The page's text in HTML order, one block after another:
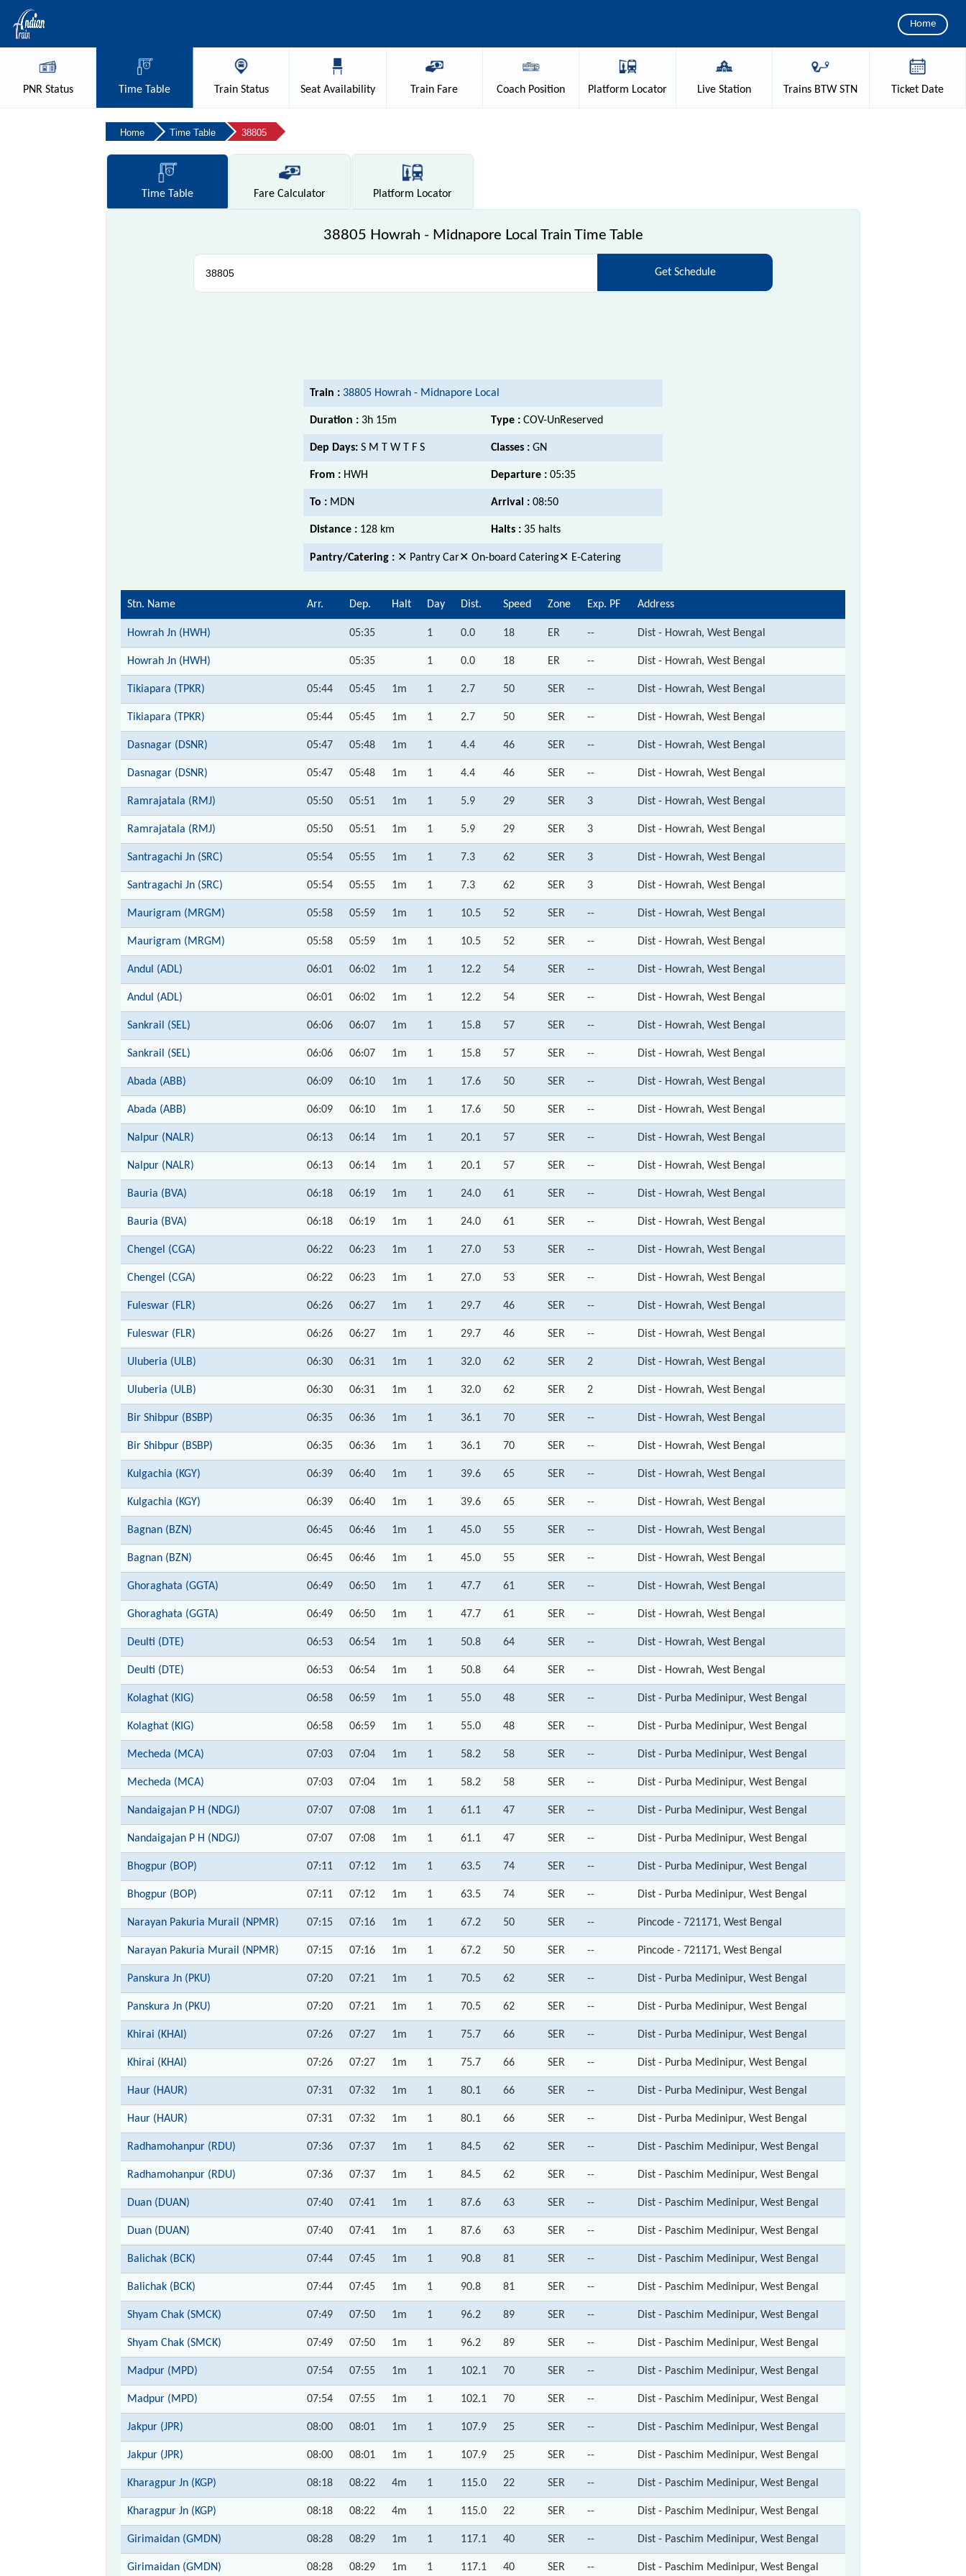
Home
PNRStatus Time Table TrainStatus SeatAvailability Train Fare Coach Position Platform Locator Live Station Trains BTW STN TicketDate
Home Time Table 38805
TimeTable Fare Calculator Platform Locator
38805 Howrah - Midnapore Local Train Time Table
Get Schedule
Train : 38805 Howrah - Midnapore Local
Duration : 3h 15m Type : COV-UnReserved
Dep Days: S M T W T F S Classes : GN
From : HWH Departure : 05:35
To : MDN Arrival : 08:50
Distance : 128 km Halts : 35 halts
Pantry/Catering : ✕ Pantry Car✕ On-board Catering✕ E-Catering
Stn. Name Arr. Dep. Halt Day Dist. Speed Zone Exp. PF Address
Howrah Jn (HWH) 05:35 1 0.0 18 ER -- Dist - Howrah, West Bengal
Howrah Jn (HWH) 05:35 1 0.0 18 ER -- Dist - Howrah, West Bengal
Tikiapara (TPKR) 05:44 05:45 1m 1 2.7 50 SER -- Dist - Howrah, West Bengal
Tikiapara (TPKR) 05:44 05:45 1m 1 2.7 50 SER -- Dist - Howrah, West Bengal
Dasnagar (DSNR) 05:47 05:48 1m 1 4.4 46 SER -- Dist - Howrah, West Bengal
Dasnagar (DSNR) 05:47 05:48 1m 1 4.4 46 SER -- Dist - Howrah, West Bengal
Ramrajatala (RMJ) 05:50 05:51 1m 1 5.9 29 SER 3 Dist - Howrah, West Bengal
Ramrajatala (RMJ) 05:50 05:51 1m 1 5.9 29 SER 3 Dist - Howrah, West Bengal
Santragachi Jn (SRC) 05:54 05:55 1m 1 7.3 62 SER 3 Dist - Howrah, West Bengal
Santragachi Jn (SRC) 05:54 05:55 1m 1 7.3 62 SER 3 Dist - Howrah, West Bengal
Maurigram (MRGM) 05:58 05:59 1m 1 10.5 52 SER -- Dist - Howrah, West Bengal
Maurigram (MRGM) 05:58 05:59 1m 1 10.5 52 SER -- Dist - Howrah, West Bengal
Andul (ADL) 06:01 06:02 1m 1 12.2 54 SER -- Dist - Howrah, West Bengal
Andul (ADL) 06:01 06:02 1m 1 12.2 54 SER -- Dist - Howrah, West Bengal
Sankrail (SEL) 06:06 06:07 1m 1 15.8 57 SER -- Dist - Howrah, West Bengal
Sankrail (SEL) 06:06 06:07 1m 1 15.8 57 SER -- Dist - Howrah, West Bengal
Abada (ABB) 06:09 06:10 1m 1 17.6 50 SER -- Dist - Howrah, West Bengal
Abada (ABB) 06:09 06:10 1m 1 17.6 50 SER -- Dist - Howrah, West Bengal
Nalpur (NALR) 06:13 06:14 1m 1 20.1 57 SER -- Dist - Howrah, West Bengal
Nalpur (NALR) 06:13 06:14 1m 1 20.1 57 SER -- Dist - Howrah, West Bengal
Bauria (BVA) 06:18 06:19 1m 1 24.0 61 SER -- Dist - Howrah, West Bengal
Bauria (BVA) 06:18 06:19 1m 1 24.0 61 SER -- Dist - Howrah, West Bengal
Chengel (CGA) 06:22 06:23 1m 1 27.0 53 SER -- Dist - Howrah, West Bengal
Chengel (CGA) 06:22 06:23 1m 1 27.0 53 SER -- Dist - Howrah, West Bengal
Fuleswar (FLR) 06:26 06:27 1m 1 29.7 46 SER -- Dist - Howrah, West Bengal
Fuleswar (FLR) 06:26 06:27 1m 1 29.7 46 SER -- Dist - Howrah, West Bengal
Uluberia (ULB) 06:30 06:31 1m 1 32.0 62 SER 2 Dist - Howrah, West Bengal
Uluberia (ULB) 06:30 06:31 1m 1 32.0 62 SER 2 Dist - Howrah, West Bengal
Bir Shibpur (BSBP) 06:35 06:36 1m 1 36.1 70 SER -- Dist - Howrah, West Bengal
Bir Shibpur (BSBP) 06:35 06:36 1m 1 36.1 70 SER -- Dist - Howrah, West Bengal
Kulgachia (KGY) 06:39 06:40 1m 1 39.6 65 SER -- Dist - Howrah, West Bengal
Kulgachia (KGY) 06:39 06:40 1m 1 39.6 65 SER -- Dist - Howrah, West Bengal
Bagnan (BZN) 06:45 06:46 1m 1 45.0 55 SER -- Dist - Howrah, West Bengal
Bagnan (BZN) 06:45 06:46 1m 1 45.0 55 SER -- Dist - Howrah, West Bengal
Ghoraghata (GGTA) 06:49 06:50 1m 1 47.7 61 SER -- Dist - Howrah, West Bengal
Ghoraghata (GGTA) 06:49 06:50 1m 1 47.7 61 SER -- Dist - Howrah, West Bengal
Deulti (DTE) 06:53 06:54 1m 1 50.8 64 SER -- Dist - Howrah, West Bengal
Deulti (DTE) 06:53 06:54 1m 1 50.8 64 SER -- Dist - Howrah, West Bengal
Kolaghat (KIG) 06:58 06:59 1m 1 55.0 48 SER -- Dist - Purba Medinipur, West Bengal
Kolaghat (KIG) 06:58 06:59 1m 1 55.0 48 SER -- Dist - Purba Medinipur, West Bengal
Mecheda (MCA) 07:03 07:04 1m 1 58.2 58 SER -- Dist - Purba Medinipur, West Bengal
Mecheda (MCA) 07:03 07:04 1m 1 58.2 58 SER -- Dist - Purba Medinipur, West Bengal
Nandaigajan P H (NDGJ) 07:07 07:08 1m 1 61.1 47 SER -- Dist - Purba Medinipur, West Bengal
Nandaigajan P H (NDGJ) 07:07 07:08 1m 1 61.1 47 SER -- Dist - Purba Medinipur, West Bengal
Bhogpur (BOP) 07:11 07:12 1m 1 63.5 74 SER -- Dist - Purba Medinipur, West Bengal
Bhogpur (BOP) 07:11 07:12 1m 1 63.5 74 SER -- Dist - Purba Medinipur, West Bengal
Narayan Pakuria Murail (NPMR) 07:15 07:16 1m 1 67.2 50 SER -- Pincode - 721171, West Bengal
Narayan Pakuria Murail (NPMR) 07:15 07:16 1m 1 67.2 50 SER -- Pincode - 721171, West Bengal
Panskura Jn (PKU) 07:20 07:21 1m 1 70.5 62 SER -- Dist - Purba Medinipur, West Bengal
Panskura Jn (PKU) 07:20 07:21 1m 1 70.5 62 SER -- Dist - Purba Medinipur, West Bengal
Khirai (KHAI) 07:26 07:27 1m 1 75.7 66 SER -- Dist - Purba Medinipur, West Bengal
Khirai (KHAI) 07:26 07:27 1m 1 75.7 66 SER -- Dist - Purba Medinipur, West Bengal
Haur (HAUR) 07:31 07:32 1m 1 80.1 66 SER -- Dist - Purba Medinipur, West Bengal
Haur (HAUR) 07:31 07:32 1m 1 80.1 66 SER -- Dist - Purba Medinipur, West Bengal
Radhamohanpur (RDU) 07:36 07:37 1m 1 84.5 62 SER -- Dist - Paschim Medinipur, West Bengal
Radhamohanpur (RDU) 07:36 07:37 1m 1 84.5 62 SER -- Dist - Paschim Medinipur, West Bengal
Duan (DUAN) 07:40 07:41 1m 1 87.6 63 SER -- Dist - Paschim Medinipur, West Bengal
Duan (DUAN) 07:40 07:41 1m 1 87.6 63 SER -- Dist - Paschim Medinipur, West Bengal
Balichak (BCK) 07:44 07:45 1m 1 90.8 81 SER -- Dist - Paschim Medinipur, West Bengal
Balichak (BCK) 07:44 07:45 1m 1 90.8 81 SER -- Dist - Paschim Medinipur, West Bengal
Shyam Chak (SMCK) 07:49 07:50 1m 1 96.2 89 SER -- Dist - Paschim Medinipur, West Bengal
Shyam Chak (SMCK) 07:49 07:50 1m 1 96.2 89 SER -- Dist - Paschim Medinipur, West Bengal
Madpur (MPD) 07:54 07:55 1m 1 102.1 70 SER -- Dist - Paschim Medinipur, West Bengal
Madpur (MPD) 07:54 07:55 1m 1 102.1 70 SER -- Dist - Paschim Medinipur, West Bengal
Jakpur (JPR) 08:00 08:01 1m 1 107.9 25 SER -- Dist - Paschim Medinipur, West Bengal
Jakpur (JPR) 08:00 08:01 1m 1 107.9 25 SER -- Dist - Paschim Medinipur, West Bengal
Kharagpur Jn (KGP) 08:18 08:22 4m 1 115.0 22 SER -- Dist - Paschim Medinipur, West Bengal
Kharagpur Jn (KGP) 08:18 08:22 4m 1 115.0 22 SER -- Dist - Paschim Medinipur, West Bengal
Girimaidan (GMDN) 08:28 08:29 1m 1 117.1 40 SER -- Dist - Paschim Medinipur, West Bengal
Girimaidan (GMDN) 08:28 08:29 1m 1 117.1 40 SER -- Dist - Paschim Medinipur, West Bengal